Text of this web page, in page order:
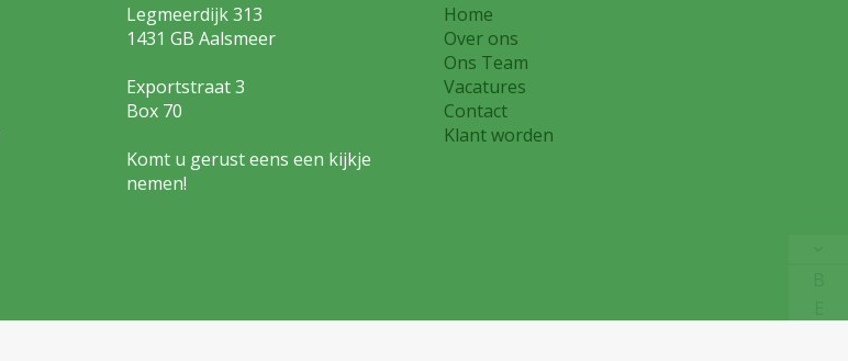
Legmeerdijk 313
1431 GB Aalsmeer
Exportstraat 3
Box 70
Komt u gerust eens een kijkje
nemen!
Home
Over ons
Ons Team
Vacatures
Contact
Klant worden